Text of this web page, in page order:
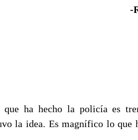
-
que ha hecho la policía es
la idea. Es magnífico lo que